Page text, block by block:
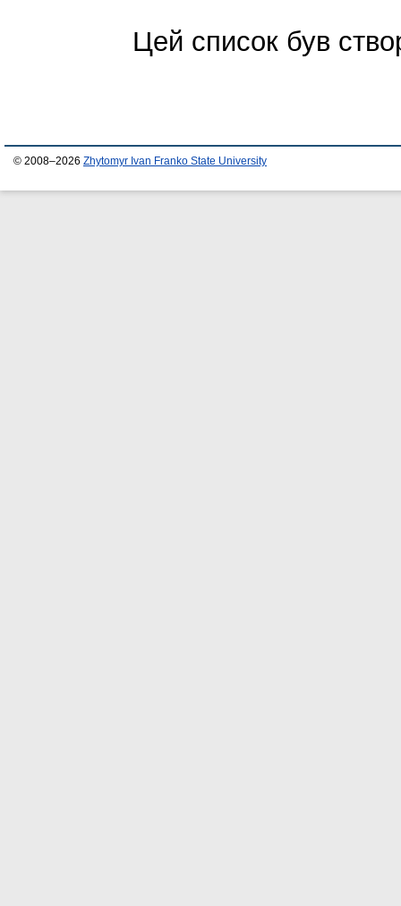
Цей список був
© 2008–2026 Zhytomyr Ivan Franko State University